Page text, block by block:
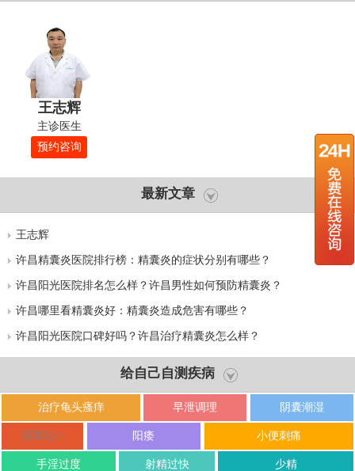
王志辉
主诊医生
预约咨询
最新文章
王志辉
许昌精囊炎医院排行榜：精囊炎的症状分别有哪些？
许昌阳光医院排名怎么样？许昌男性如何预防精囊炎？
许昌哪里看精囊炎好：精囊炎造成危害有哪些？
许昌阳光医院口碑好吗？许昌治疗精囊炎怎么样？
给自己自测疾病
治疗龟头瘙痒 早泄调理 阴囊潮湿
阴茎短小 阳痿 小便刺痛
手淫过度 射精过快 少精